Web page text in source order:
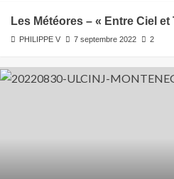
Les Météores – « Entre Ciel et
PHILIPPE V 7 septembre 2022 2